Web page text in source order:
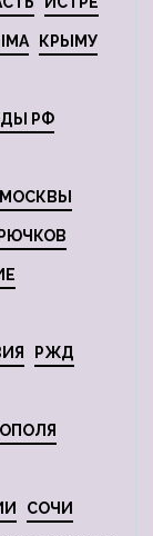
КРЫМУ
РФ
РЖД
СОЧИ